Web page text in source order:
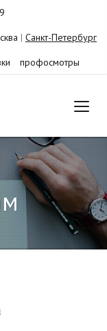
| Санкт-Петербург
профосмотры